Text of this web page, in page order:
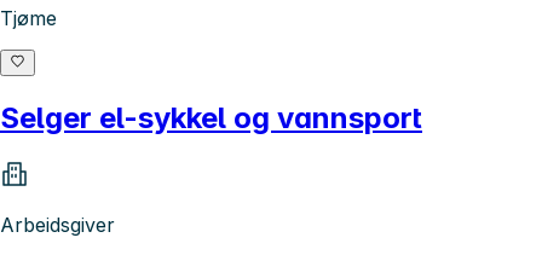
Tjøme
Selger el-sykkel og vannsport
Arbeidsgiver